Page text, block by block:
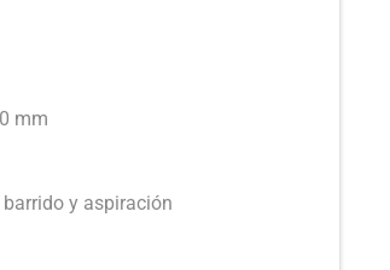
mm
y aspiración